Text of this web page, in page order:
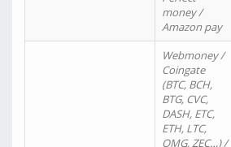
money /
Amazon pay
Webmoney /
Coingate
(BTC, BCH,
BTG, CVC,
DASH, ETC,
ETH, LTC,
OMG, ZEC…) /